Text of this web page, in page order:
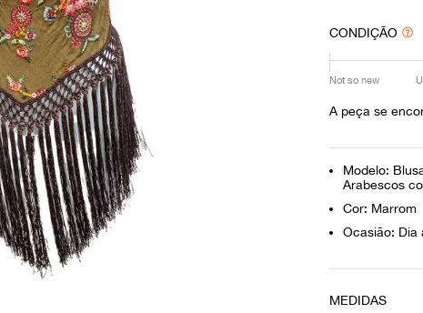
CONDIÇÃO
Not so new
A peça se
Modelo:
Arabescos
Cor: Marrom
Ocasião: Dia
MEDIDAS